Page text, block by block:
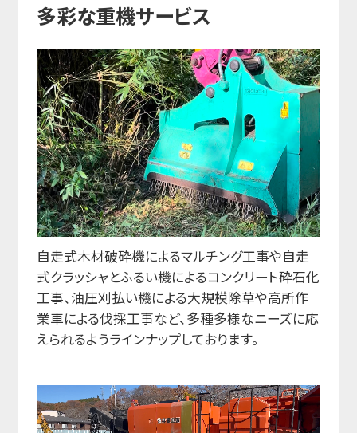
多彩な重機サービス
自走式木材破砕機によるマルチング工事や自走
式クラッシャとふるい機によるコンクリート砕石化
工事、油圧刈払い機による大規模除草や高所作
業車による伐採工事など、多種多様なニーズに応
えられるようラインナップしております。